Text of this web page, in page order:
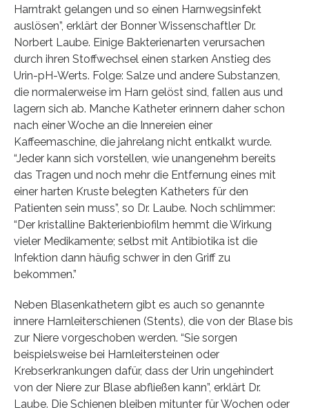
Harntrakt gelangen und so einen Harnwegsinfekt
auslösen”, erklärt der Bonner Wissenschaftler Dr.
Norbert Laube. Einige Bakterienarten verursachen
durch ihren Stoffwechsel einen starken Anstieg des
Urin-pH-Werts. Folge: Salze und andere Substanzen,
die normalerweise im Harn gelöst sind, fallen aus und
lagern sich ab. Manche Katheter erinnern daher schon
nach einer Woche an die Innereien einer
Kaffeemaschine, die jahrelang nicht entkalkt wurde.
“Jeder kann sich vorstellen, wie unangenehm bereits
das Tragen und noch mehr die Entfernung eines mit
einer harten Kruste belegten Katheters für den
Patienten sein muss”, so Dr. Laube. Noch schlimmer:
“Der kristalline Bakterienbiofilm hemmt die Wirkung
vieler Medikamente; selbst mit Antibiotika ist die
Infektion dann häufig schwer in den Griff zu
bekommen.”
Neben Blasenkathetern gibt es auch so genannte
innere Harnleiterschienen (Stents), die von der Blase bis
zur Niere vorgeschoben werden. “Sie sorgen
beispielsweise bei Harnleitersteinen oder
Krebserkrankungen dafür, dass der Urin ungehindert
von der Niere zur Blase abfließen kann”, erklärt Dr.
Laube. Die Schienen bleiben mitunter für Wochen oder